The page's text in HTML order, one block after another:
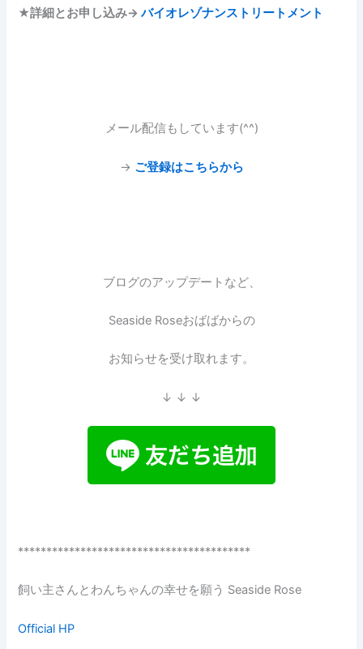
★詳細とお申し込み→バイオレゾナンストリートメント
メール配信もしています(^^)
→ ご登録はこちらから
ブログのアップデートなど、
Seaside Roseおばばからの
お知らせを受け取れます。
↓ ↓ ↓
*****************************************
飼い主さんとわんちゃんの幸せを願う Seaside Rose
Official HP